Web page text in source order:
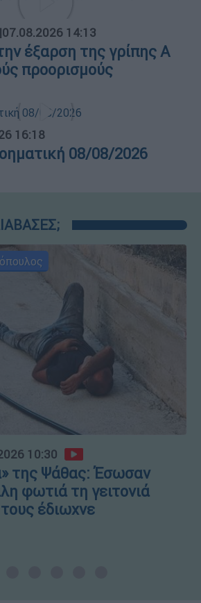
|07.08.2026 14:13
έξαρση της γρίπης Α
προορισμούς
16:18
08/08/2026
10:30
της Ψάθας: Έσωσαν
φωτιά τη γειτονιά
έδιωχνε